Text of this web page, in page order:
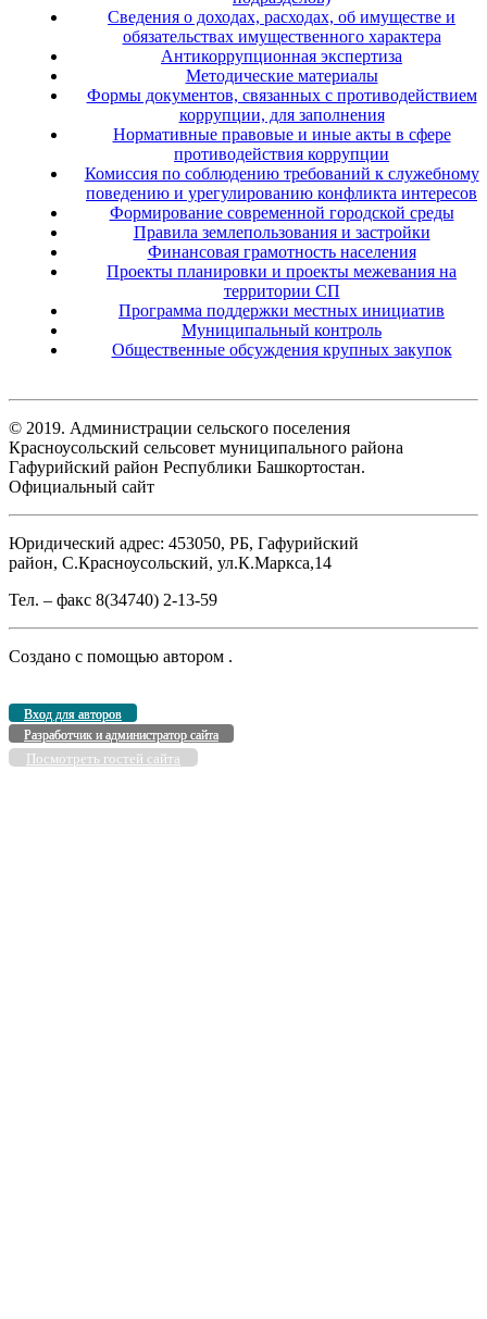
Сведения о доходах, расходах, об имуществе и
обязательствах имущественного характера
Антикоррупционная экспертиза
Методические материалы
Формы документов, связанных с противодействием
коррупции, для заполнения
Нормативные правовые и иные акты в сфере
противодействия коррупции
Комиссия по соблюдению требований к служебному
поведению и урегулированию конфликта интересов
Формирование современной городской среды
Правила землепользования и застройки
Финансовая грамотность населения
Проекты планировки и проекты межевания на
территории СП
Программа поддержки местных инициатив
Муниципальный контроль
Общественные обсуждения крупных закупок
© 2019. Администрации сельского поселения
Красноусольский сельсовет муниципального района
Гафурийский район Республики Башкортостан.
Официальный сайт
Юридический адрес: 453050, РБ, Гафурийский
район, С.Красноусольский, ул.К.Маркса,14
Тел. – факс 8(34740) 2-13-59
Создано с помощью автором .
Вход для авторов
Разработчик и администратор сайта
Посмотреть гостей сайта